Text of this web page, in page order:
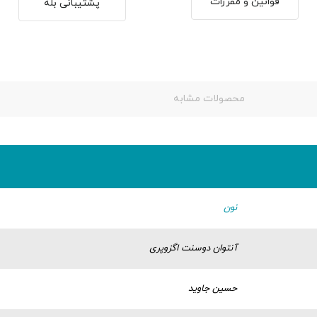
پشتیبانی بله
محصولات مشابه
نون
آنتوان دوسنت اگزوپری
حسین جاوید